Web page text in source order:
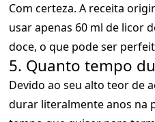
Com certeza. A receita
usar apenas 60 ml de licor
doce, o que pode ser
5. Quanto tempo
Devido ao seu alto teor de
durar literalmente anos na